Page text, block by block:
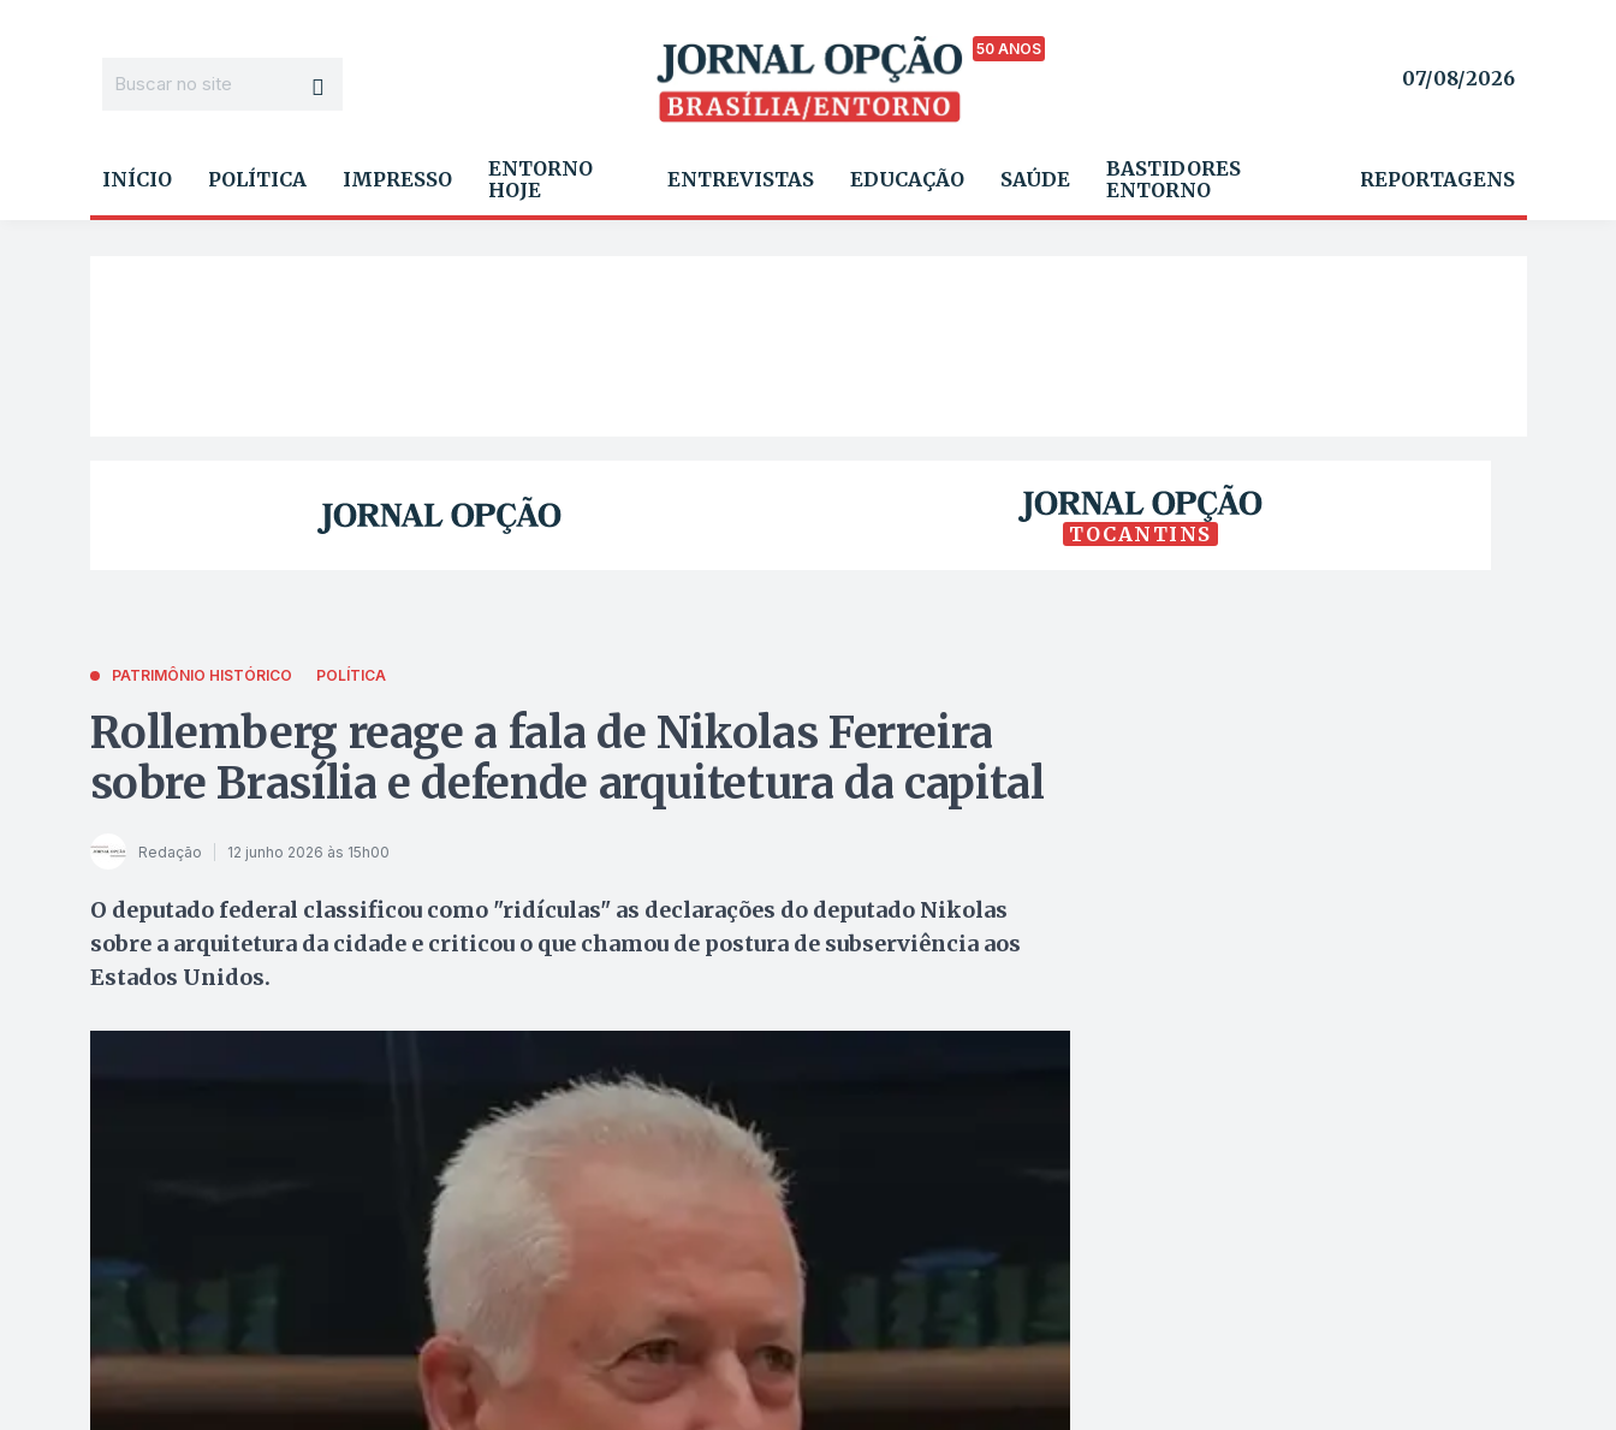
50 ANOS
07/08/2026
INÍCIO POLÍTICA IMPRESSO
ENTORNO
HOJE
ENTREVISTAS EDUCAÇÃO SAÚDE
BASTIDORES
ENTORNO
REPORTAGENS
TOCANTINS
PATRIMÔNIO HISTÓRICO POLÍTICA
Rollemberg reage a fala de Nikolas Ferreira
sobre Brasília e defende arquitetura da capital
Redação 12 junho 2026 às 15h00
O deputado federal classificou como "ridículas" as declarações do deputado Nikolas
sobre a arquitetura da cidade e criticou o que chamou de postura de subserviência aos
Estados Unidos.